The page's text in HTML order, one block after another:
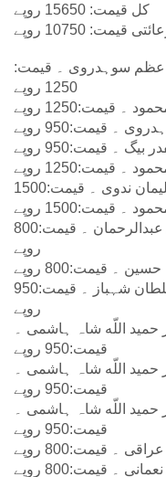
کل قیمت: 15650 روپے
قیمت: 10750 روپے
اعظم سوہدروی ۔ قیمت:
1250 روپے
روپے
۔ قیمت:950 روپے
۔ قیمت:950 روپے
قیمت:1250 روپے
ندوی ۔ قیمت:1500
روپے
صوفی امیر خسرو ۔ سید صبا الدین عبدالرحمان ۔ قیمت:800
روپے
۔ قیمت:800 روپے
حضرت بابا فرید گنج شکر ۔ انجم سلطان شہباز ۔ قیمت:950
روپے
حمید اللّه شاہ ہاشمی ۔
قیمت:950 روپے
اللّه شاہ ہاشمی ۔
قیمت:950 روپے
اللّه شاہ ہاشمی ۔
قیمت:950 روپے
۔ قیمت:800 روپے
۔ قیمت:800 روپے